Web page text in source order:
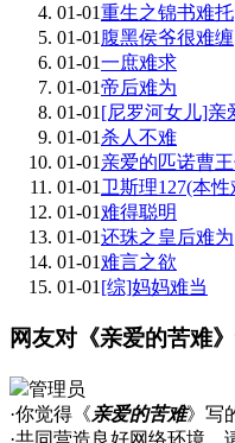
01-01重生之锦书难托
01-01 腹黑侯爷很难缠
01-01一庶难求
01-01帝后难为
01-01 [尼罗河女儿]亲
01-01杀人不难
01-01 亲爱的匹诺曹
01-01 卫斯理127(本
01-01难得聪明
01-01还珠之皇后难为
01-01难言之欲
01-01 [综]妈妈难当
网友对《亲爱的苦难
管理员
·你觉得《亲爱的苦难》写
·共同营造良好网络环境